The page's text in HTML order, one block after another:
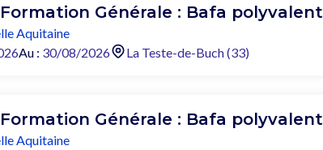
Formation Générale : Bafa polyvalent
Aquitaine
Au : 30/08/2026 La Teste-de-Buch (33)
Formation Générale : Bafa polyvalent
Aquitaine